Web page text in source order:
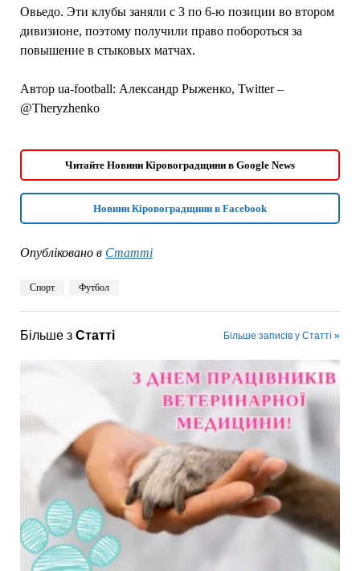
Овьедо. Эти клубы заняли с 3 по 6-ю позиции во втором
дивизионе, поэтому получили право побороться за
повышение в стыковых матчах.
Автор ua-football: Александр Рыженко, Twitter –
@Theryzhenko
Читайте Новини Кіровоградщини в Google News
Новини Кіровоградщини в Facebook
Опубліковано в Статті
Спорт Футбол
Більше з Статті Більше записів у Статті »